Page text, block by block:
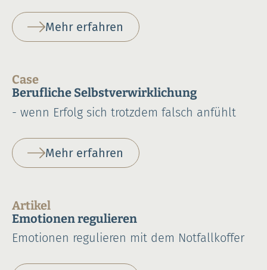
Mehr erfahren
Case
Berufliche Selbstverwirklichung
- wenn Erfolg sich trotzdem falsch anfühlt
Mehr erfahren
Artikel
Emotionen regulieren
Emotionen regulieren mit dem Notfallkoffer